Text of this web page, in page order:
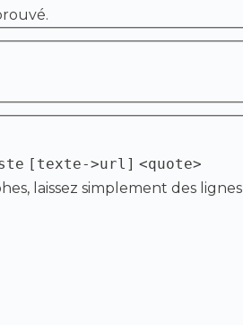
[texte->url] <quote>
laissez simplement des lignes